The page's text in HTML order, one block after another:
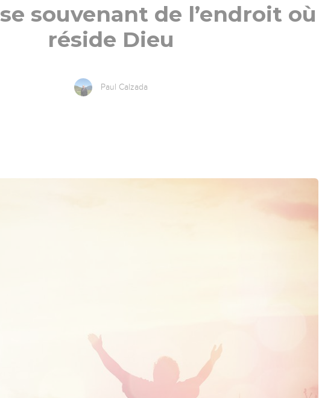
souvenant de l’endroit où
réside Dieu
Paul Calzada